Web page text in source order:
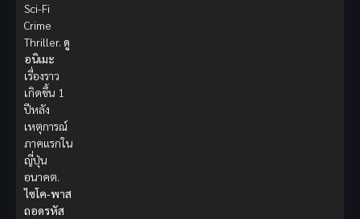
Sci-Fi
Crime
Thriller. ดู
อนิเมะ
เรื่องราว
เกิดขึ้น 1
ปีหลัง
เหตุการณ์
ภาคแรกใน
ญี่ปุ่น
อนาคต.
ไซโค-พาส
ถอดรหัส